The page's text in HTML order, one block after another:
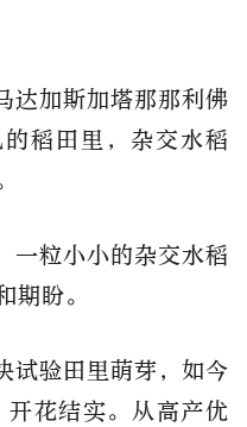
达加斯加塔那那利佛
稻田里，杂交水稻
一粒小小的杂交水稻
期盼。
试验田里萌芽，如今
花结实。从高产优